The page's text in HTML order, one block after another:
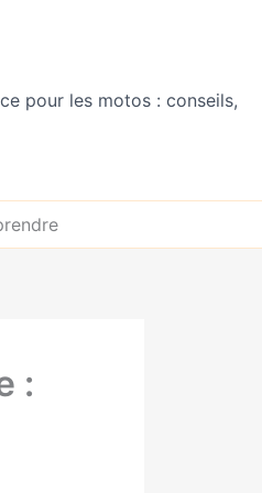
pour les motos : conseils,
: